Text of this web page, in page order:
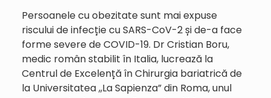
Persoanele cu obezitate sunt mai expuse
riscului de infecție cu SARS-CoV-2 și de-a face
forme severe de COVID-19. Dr Cristian Boru,
medic român stabilit în Italia, lucrează la
Centrul de Excelență în Chirurgia bariatrică de
la Universitatea ,,La Sapienza” din Roma, unul